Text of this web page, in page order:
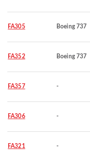
FA305 Boeing 737
FA352 Boeing 737
FA357 -
FA306 -
FA321 -